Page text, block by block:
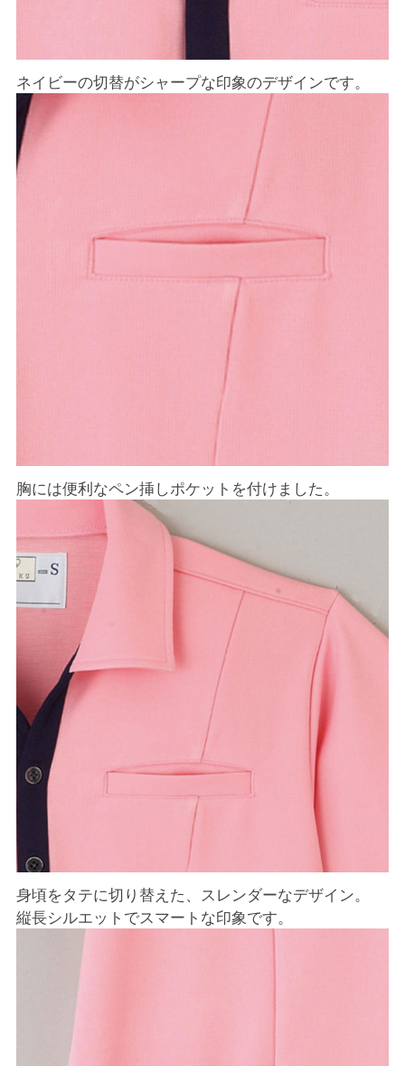
ネイビーの切替がシャープな印象のデザインです。
胸には便利なペン挿しポケットを付けました。
身頃をタテに切り替えた、スレンダーなデザイン。
縦長シルエットでスマートな印象です。